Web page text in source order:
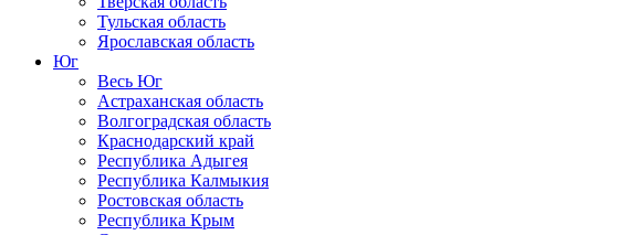
Тульская область
Ярославская область
Юг
Весь Юг
Астраханская область
Волгоградская область
Краснодарский край
Республика Адыгея
Республика Калмыкия
Ростовская область
Республика Крым